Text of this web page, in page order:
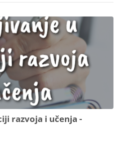
razvoja i učenja -